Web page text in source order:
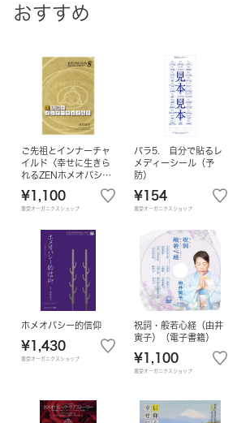
おすすめ
ご先祖とインナーチャ
イルド〈幸せに生きら
れるZENホメオパシー
¥1,100
豊受オーガニクスショップ
バラ5. 自分で貼るレ
メディーシール（予
防）
¥154
豊受オーガニクスショップ
ホメオパシー的信仰
¥1,430
豊受オーガニクスショップ
祝詞・般若心経（由井
寅子）（電子書籍）
¥1,100
豊受オーガニクスショップ